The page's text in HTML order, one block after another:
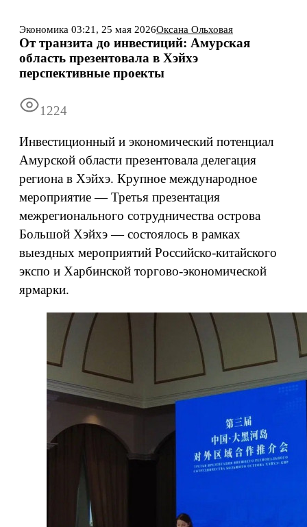
Подписка
Экономика 03:21, 25 мая 2026Оксана Ольховая
От транзита до инвестиций: Амурская
область презентовала в Хэйхэ
перспективные проекты
1224
Инвестиционный и экономический потенциал
Амурской области презентовала делегация
региона в Хэйхэ. Крупное международное
мероприятие — Третья презентация
межрегионального сотрудничества острова
Большой Хэйхэ — состоялось в рамках
выездных мероприятий Российско-китайского
экспо и Харбинской торгово-экономической
ярмарки.